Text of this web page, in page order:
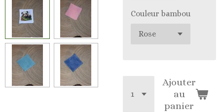
Couleur bambou
Ajouter
au
panier